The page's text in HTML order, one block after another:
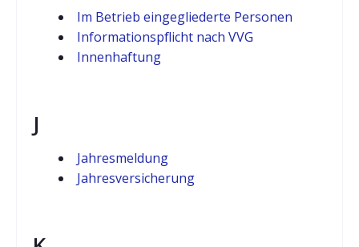
Im Betrieb eingegliederte Personen
Informationspflicht nach VVG
Innenhaftung
J
Jahresmeldung
Jahresversicherung